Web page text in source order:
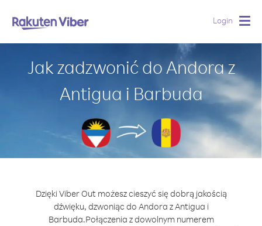
Login
Jak zadzwonić do Andora z
Antigua i Barbuda
Dzięki Viber Out możesz cieszyć się dobrą jakością
dźwięku, dzwoniąc do Andora z Antigua i
Barbuda.Połączenia z dowolnym numerem